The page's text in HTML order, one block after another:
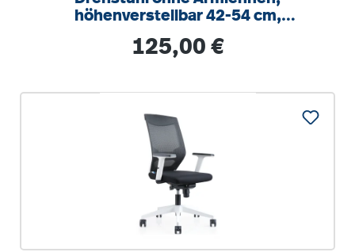
höhenverstellbar 42-54 cm,
Regulärer Preis:
125,00 €